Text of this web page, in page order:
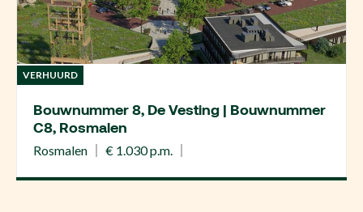
VERHUURD
Bouwnummer 8, De Vesting | Bouwnummer
C8, Rosmalen
Rosmalen € 1.030 p.m.